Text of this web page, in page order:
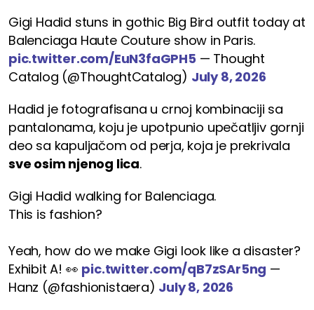
Gigi Hadid stuns in gothic Big Bird outfit today at
Balenciaga Haute Couture show in Paris.
pic.twitter.com/EuN3faGPH5 — Thought
Catalog (@ThoughtCatalog) July 8, 2026
Hadid je fotografisana u crnoj kombinaciji sa
pantalonama, koju je upotpunio upečatljiv gornji
deo sa kapuljačom od perja, koja je prekrivala
sve osim njenog lica.
Gigi Hadid walking for Balenciaga.
This is fashion?
Yeah, how do we make Gigi look like a disaster?
Exhibit A! 👀 pic.twitter.com/qB7zSAr5ng —
Hanz (@fashionistaera) July 8, 2026